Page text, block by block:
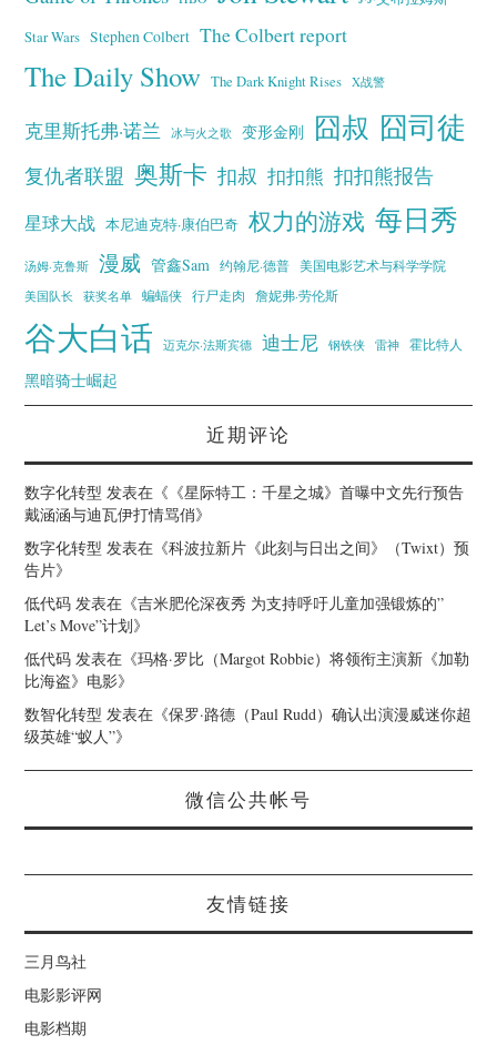
Star Wars Stephen Colbert The Colbert report
The Daily Show The Dark Knight Rises X战警
克里斯托弗·诺兰 冰与火之歌 变形金刚 囧叔 囧司徒
复仇者联盟 奥斯卡 扣叔 扣扣熊 扣扣熊报告
星球大战 本尼迪克特·康伯巴奇 权力的游戏 每日秀
汤姆·克鲁斯 漫威 管鑫Sam 约翰尼·德普
美国电影艺术与科学学院
美国队长
获奖名单 蝙蝠侠 行尸走肉 詹妮弗·劳伦斯
谷大白话 迈克尔·法斯宾德 迪士尼 钢铁侠 雷神 霍比特人
黑暗骑士崛起
近期评论
数字化转型 发表在《 《星际特工：千星之城》首曝中文先行预告
戴涵涵与迪瓦伊打情骂俏》
数字化转型 发表在《科波拉新片《此刻与日出之间》（Twixt）预
告片》
低代码 发表在《吉米肥伦深夜秀 为支持呼吁儿童加强锻炼的”
Let’s Move”计划》
低代码 发表在《玛格·罗比（Margot Robbie）将领衔主演新《加勒
比海盗》电影》
数智化转型 发表在《保罗·路德（Paul Rudd）确认出演漫威迷你超
级英雄“蚁人”》
微信公共帐号
友情链接
三月鸟社
电影影评网
电影档期